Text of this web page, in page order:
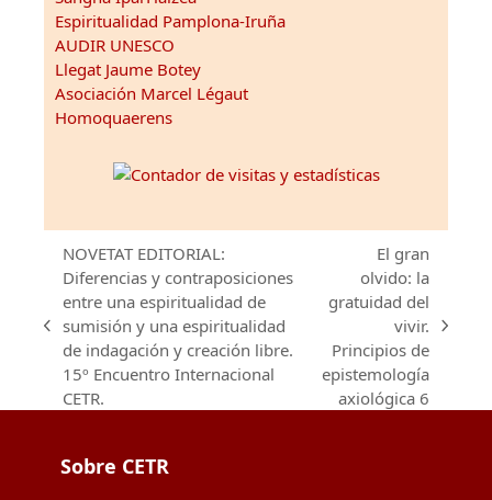
Espiritualidad Pamplona-Iruña
AUDIR UNESCO
Llegat Jaume Botey
Asociación Marcel Légaut
Homoquaerens
previous
post:
NOVETAT EDITORIAL:
Diferencias y contraposiciones
entre una espiritualidad de
sumisión y una espiritualidad
de indagación y creación libre.
15º Encuentro Internacional
CETR.
post:
El gran
olvido: la
gratuidad del
vivir.
Principios de
epistemología
axiológica 6
Sobre CETR